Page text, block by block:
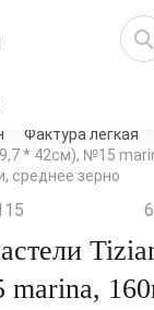
товары
Фактура легкая
* 42см), №15
среднее зерно
6